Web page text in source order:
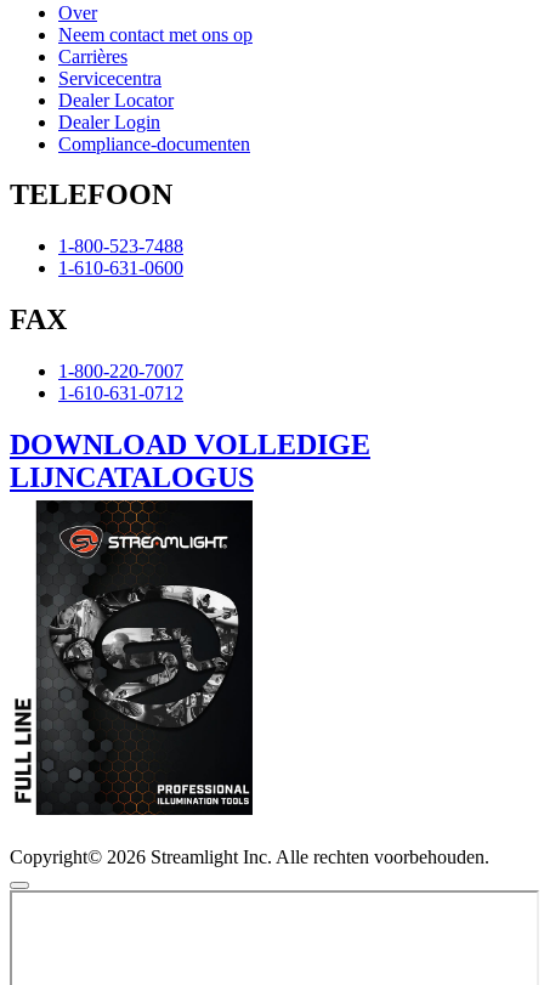
Over
Neem contact met ons op
Carrières
Servicecentra
Dealer Locator
Dealer Login
Compliance-documenten
TELEFOON
1-800-523-7488
1-610-631-0600
FAX
1-800-220-7007
1-610-631-0712
DOWNLOAD VOLLEDIGE
LIJNCATALOGUS
Copyright© 2026 Streamlight Inc. Alle rechten voorbehouden.